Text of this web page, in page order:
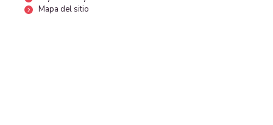
Mapa del sitio